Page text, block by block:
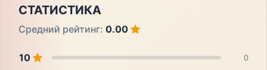
СТАТИСТИКА
Средний рейтинг: 0.00
10 0